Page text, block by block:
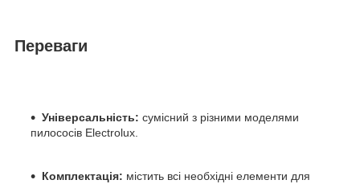
Переваги
Універсальність: сумісний з різними моделями
пилососів Electrolux.
Комплектація: містить всі необхідні елементи для